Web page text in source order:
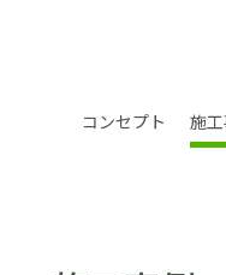
コンセプト 施